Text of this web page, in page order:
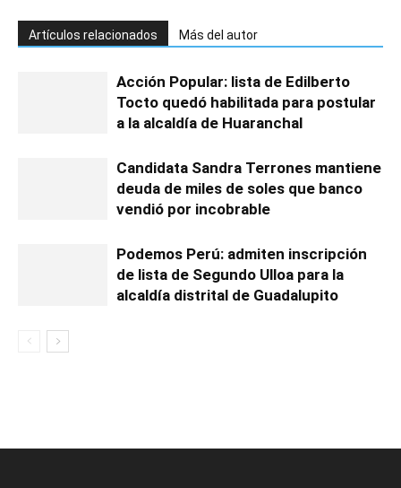
Artículos relacionados Más del autor
Acción Popular: lista de Edilberto
Tocto quedó habilitada para postular
a la alcaldía de Huaranchal
Candidata Sandra Terrones mantiene
deuda de miles de soles que banco
vendió por incobrable
Podemos Perú: admiten inscripción
de lista de Segundo Ulloa para la
alcaldía distrital de Guadalupito